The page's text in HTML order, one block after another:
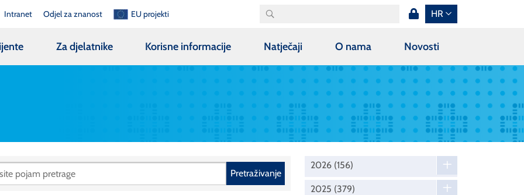
Intranet Odjel za znanost EU projekti HR
Za djelatnike Korisne informacije Natječaji O nama Novosti
Pretraživanje
2026 (156)
2025 (379)